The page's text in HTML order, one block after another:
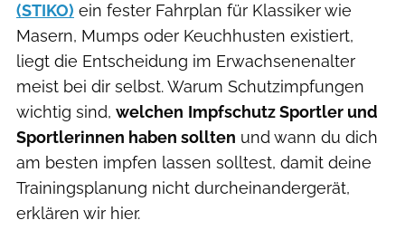
(STIKO) ein fester Fahrplan für Klassiker wie
Masern, Mumps oder Keuchhusten existiert,
liegt die Entscheidung im Erwachsenenalter
meist bei dir selbst. Warum Schutzimpfungen
wichtig sind, welchen Impfschutz Sportler und
Sportlerinnen haben sollten und wann du dich
am besten impfen lassen solltest, damit deine
Trainingsplanung nicht durcheinandergerät,
erklären wir hier.